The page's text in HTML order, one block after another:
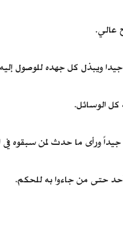
عالي.
ويبذل كل جهده للوصول
كل الوسائل.
ورأى ما حدث لمن سبقوه في
حتى من جاءوا به للحكم.